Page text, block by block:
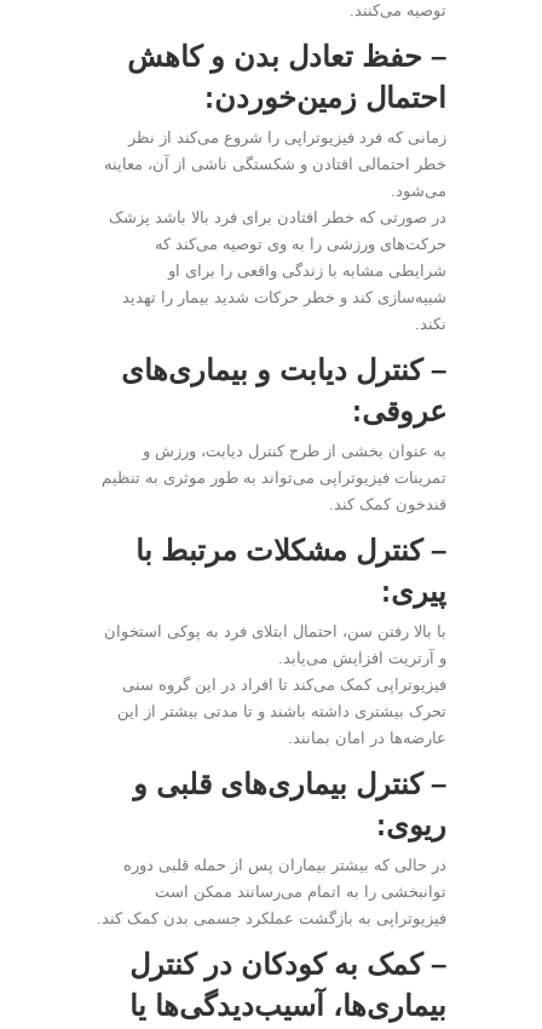
توصیه می‌کنند.
– حفظ تعادل بدن و کاهش
احتمال زمین‌خوردن:
زمانی که فرد فیزیوتراپی را شروع می‌کند از نظر
خطر احتمالی افتادن و شکستگی ناشی از آن، معاینه
می‌شود.
در صورتی که خطر افتادن برای فرد بالا باشد پزشک
حرکت‌های ورزشی را به وی توصیه می‌کند که
شرایطی مشابه با زندگی واقعی را برای او
شبیه‌سازی کند و خطر حرکات شدید بیمار را تهدید
نکند.
– کنترل دیابت و بیماری‌های
عروقی:
به عنوان بخشی از طرح کنترل دیابت، ورزش و
تمرینات فیزیوتراپی می‌تواند به طور موثری به تنظیم
قندخون کمک کند.
– کنترل مشکلات مرتبط با
پیری:
با بالا رفتن سن، احتمال ابتلای فرد به پوکی استخوان
و آرتریت افزایش می‌یابد.
فیزیوتراپی کمک می‌کند تا افراد در این گروه سنی
تحرک بیشتری داشته باشند و تا مدتی بیشتر از این
عارضه‌ها در امان بمانند.
– کنترل بیماری‌های قلبی و
ریوی:
در حالی که بیشتر بیماران پس از حمله قلبی دوره
توانبخشی را به اتمام می‌رسانند ممکن است
فیزیوتراپی به بازگشت عملکرد جسمی بدن کمک کند.
– کمک به کودکان در کنترل
بیماری‌ها، آسیب‌دیدگی‌ها یا